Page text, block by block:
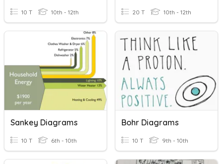
10 T 10th - 12th 20 T 10th - 12th
Sankey Diagrams
10 T 6th - 10th
Bohr Diagrams
10 T 9th - 10th